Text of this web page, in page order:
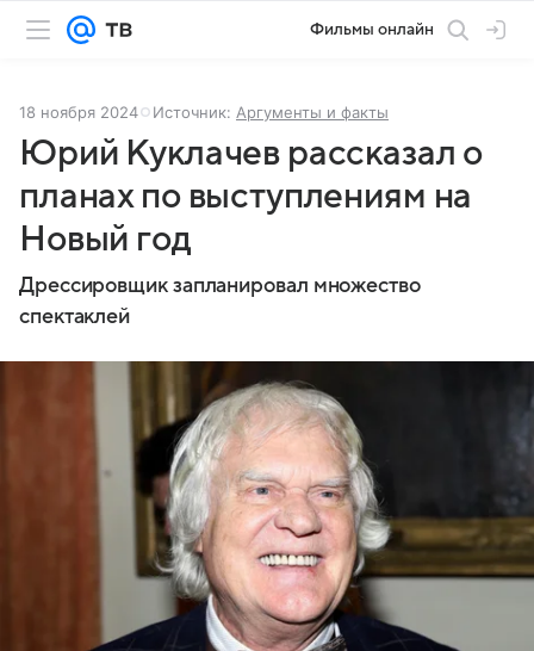
Фильмы онлайн
18 ноября 2024 Источник: Аргументы и факты
Юрий Куклачев рассказал о
планах по выступлениям на
Новый год
Дрессировщик запланировал множество
спектаклей